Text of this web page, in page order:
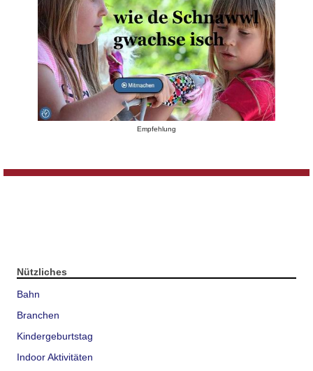
Empfehlung
Nützliches
Bahn
Branchen
Kindergeburtstag
Indoor Aktivitäten